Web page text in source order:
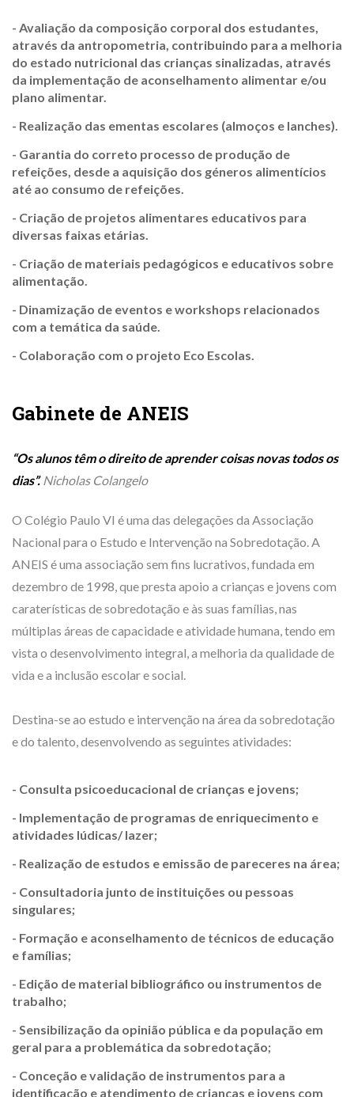
- Avaliação da composição corporal dos estudantes,
através da antropometria, contribuindo para a melhoria
do estado nutricional das crianças sinalizadas, através
da implementação de aconselhamento alimentar e/ou
plano alimentar.
- Realização das ementas escolares (almoços e lanches).
- Garantia do correto processo de produção de
refeições, desde a aquisição dos géneros alimentícios
até ao consumo de refeições.
- Criação de projetos alimentares educativos para
diversas faixas etárias.
- Criação de materiais pedagógicos e educativos sobre
alimentação.
- Dinamização de eventos e workshops relacionados
com a temática da saúde.
- Colaboração com o projeto Eco Escolas.
Gabinete de ANEIS
“Os alunos têm o direito de aprender coisas novas todos os
dias”.Nicholas Colangelo
O Colégio Paulo VI é uma das delegações da Associação
Nacional para o Estudo e Intervenção na Sobredotação. A
ANEIS é uma associação sem fins lucrativos, fundada em
dezembro de 1998, que presta apoio a crianças e jovens com
caraterísticas de sobredotação e às suas famílias, nas
múltiplas áreas de capacidade e atividade humana, tendo em
vista o desenvolvimento integral, a melhoria da qualidade de
vida e a inclusão escolar e social.
Destina-se ao estudo e intervenção na área da sobredotação
e do talento, desenvolvendo as seguintes atividades:
- Consulta psicoeducacional de crianças e jovens;
- Implementação de programas de enriquecimento e
atividades lúdicas/ lazer;
- Realização de estudos e emissão de pareceres na área;
- Consultadoria junto de instituições ou pessoas
singulares;
- Formação e aconselhamento de técnicos de educação
e famílias;
- Edição de material bibliográfico ou instrumentos de
trabalho;
- Sensibilização da opinião pública e da população em
geral para a problemática da sobredotação;
- Conceção e validação de instrumentos para a
identificação e atendimento de crianças e jovens com